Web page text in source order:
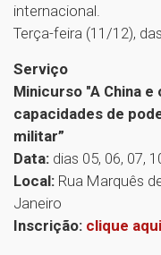
internacional.
Terça-feira (11/12),
Serviço
Minicurso "A China
capacidades de
militar”
Data: dias 05, 06, 07,
Local: Rua Marquês
Janeiro
Inscrição: clique aqui